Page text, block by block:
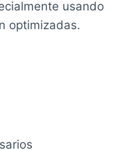
usando
optimizadas.